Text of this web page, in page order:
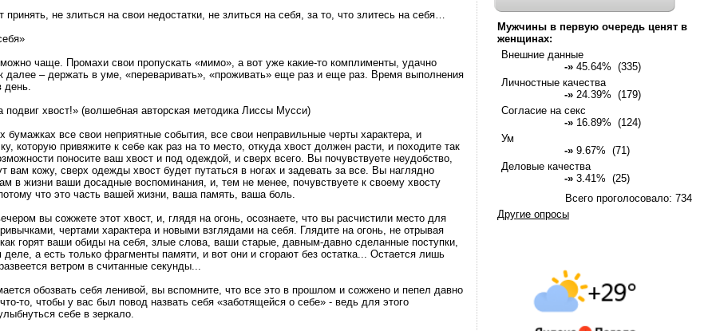
принять, не злиться на свои недостатки, не злиться на себя, за то, что злитесь на себя…
чаще. Промахи свои пропускать «мимо», а вот уже какие-то комплименты, удачно
далее – держать в уме, «переваривать», «проживать» еще раз и еще раз. Время выполнения
день.
подвиг хвост!» (волшебная авторская методика Лиссы Мусси)
бумажках все свои неприятные события, все свои неправильные черты характера, и
которую привяжите к себе как раз на то место, откуда хвост должен расти, и походите так
поносите ваш хвост и под одеждой, и сверх всего. Вы почувствуете неудобство,
вам кожу, сверх одежды хвост будет путаться в ногах и задевать за все. Вы наглядно
в жизни ваши досадные воспоминания, и, тем не менее, почувствуете к своему хвосту
что это часть вашей жизни, ваша память, ваша боль.
вы сожжете этот хвост, и, глядя на огонь, осознаете, что вы расчистили место для
чертами характера и новыми взглядами на себя. Глядите на огонь, не отрывая
горят ваши обиды на себя, злые слова, ваши старые, давным-давно сделанные поступки,
а есть только фрагменты памяти, и вот они и сгорают без остатка... Остается лишь
ветром в считанные секунды...
обозвать себя ленивой, вы вспомните, что все это в прошлом и сожжено и пепел давно
то, чтобы у вас был повод назвать себя «заботящейся о себе» - ведь для этого
себе в зеркало.
Мужчины в первую очередь ценят в
женщинах:
Внешние данные
-» 45.64% (335)
Личностные качества
-» 24.39% (179)
Согласие на секс
-» 16.89% (124)
Ум
-» 9.67% (71)
Деловые качества
-» 3.41% (25)
Всего проголосовало: 734
Другие опросы